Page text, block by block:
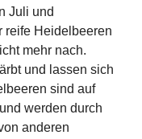
Juli und
reife Heidelbeeren
mehr nach.
und lassen sich
sind auf
werden durch
anderen